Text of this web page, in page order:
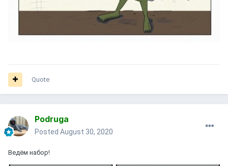
Quote
Podruga
Posted August 30, 2020
Ведём набор!